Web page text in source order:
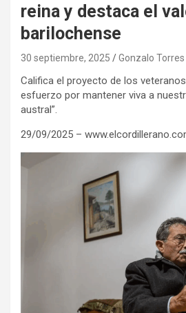
reina y destaca el
barilochense
30 septiembre, 2025 Gonzalo Torres
Califica el proyecto de los
esfuerzo por mantener viva a
austral”.
29/09/2025 –